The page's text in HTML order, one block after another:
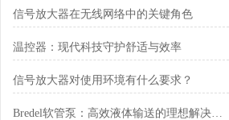
信号放大器在无线网络中的关键角色
温控器：现代科技守护舒适与效率
信号放大器对使用环境有什么要求？
Bredel软管泵：高效液体输送的理想解决方案